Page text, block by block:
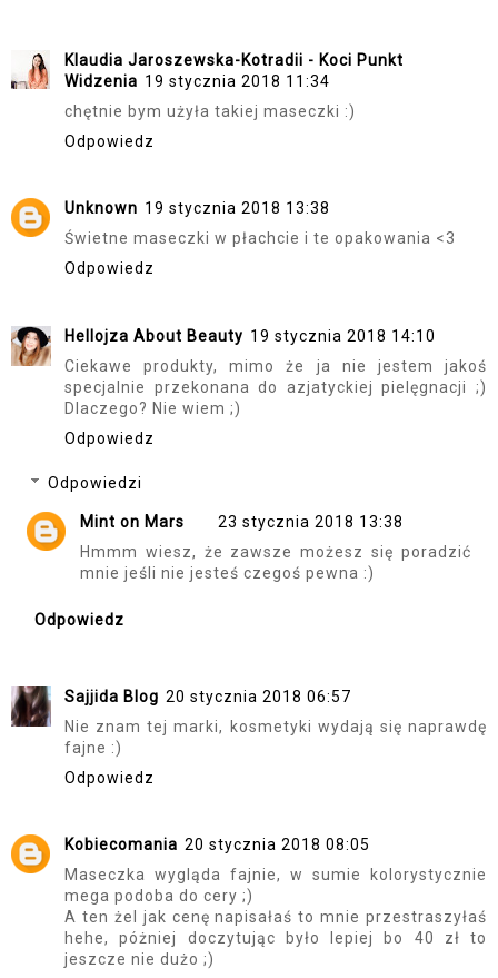
Klaudia Jaroszewska-Kotradii - Koci Punkt
Widzenia 19 stycznia 2018 11:34
chętnie bym użyła takiej maseczki :)
Odpowiedz
Unknown 19 stycznia 2018 13:38
Świetne maseczki w płachcie i te opakowania <3
Odpowiedz
Hellojza About Beauty 19 stycznia 2018 14:10
Ciekawe produkty, mimo że ja nie jestem jakoś
specjalnie przekonana do azjatyckiej pielęgnacji ;)
Dlaczego? Nie wiem ;)
Odpowiedz
Odpowiedzi
Mint on Mars
23 stycznia 2018 13:38
Hmmm wiesz, że zawsze możesz się poradzić
mnie jeśli nie jesteś czegoś pewna :)
Odpowiedz
Sajjida Blog 20 stycznia 2018 06:57
Nie znam tej marki, kosmetyki wydają się naprawdę
fajne :)
Odpowiedz
Kobiecomania 20 stycznia 2018 08:05
Maseczka wygląda fajnie, w sumie kolorystycznie
mega podoba do cery ;)
A ten żel jak cenę napisałaś to mnie przestraszyłaś
hehe, póżniej doczytując było lepiej bo 40 zł to
jeszcze nie dużo ;)